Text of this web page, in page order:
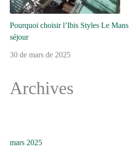
Pourquoi choisir l’Ibis Styles Le
séjour
30 de mars de 2025
Archives
mars 2025